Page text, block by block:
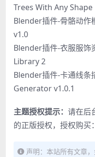
Trees With Any Shape
Blender插件-骨骼动作
v1.0
Blender插件-衣服服饰
Library 2
Blender插件-卡通线
Generator v1.0.1
主题授权提示： 请在后
的正版授权，授权购买：
声明：本站所有文章